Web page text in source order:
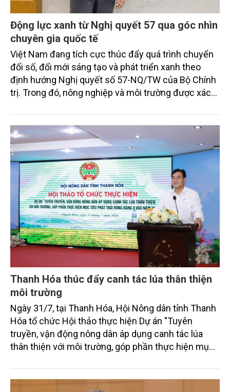
Động lực xanh từ Nghị quyết 57 qua góc nhìn
chuyên gia quốc tế
Việt Nam đang tích cực thúc đẩy quá trình chuyển
đổi số, đổi mới sáng tạo và phát triển xanh theo
định hướng Nghị quyết số 57-NQ/TW của Bộ Chính
trị. Trong đó, nông nghiệp và môi trường được xác
sắc bởi các tiến bộ công nghệ và cam kết bền vững
toàn cầu, đặc biệt là mục tiêu đưa phát thải ròng
bằng 0 (Net-Zero) vào năm 2050.
Thanh Hóa thúc đẩy canh tác lúa thân thiện
môi trường
Ngày 31/7, tại Thanh Hóa, Hội Nông dân tỉnh Thanh
Hóa tổ chức Hội thảo thực hiện Dự án "Tuyên
truyền, vận động nông dân áp dụng canh tác lúa
thân thiện với môi trường, góp phần thực hiện mục
trình thu hút sự tham gia của đông đảo đại biểu đến
từ các cơ quan quản lý nhà nước, đơn vị nghiên cứu,